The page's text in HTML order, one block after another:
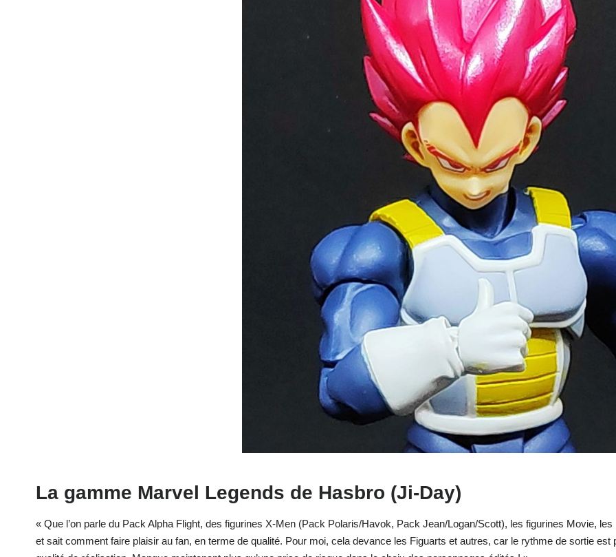
La gamme Marvel Legends de Hasbro (Ji-Day)
« Que l’on parle du Pack Alpha Flight, des figurines X-Men (Pack Polaris/Havok, Pack Jean/Logan/Scott), les figurines Movie,
et sait comment faire plaisir au fan, en terme de qualité. Pour moi, cela devance les Figuarts et autres, car le rythme de sortie est